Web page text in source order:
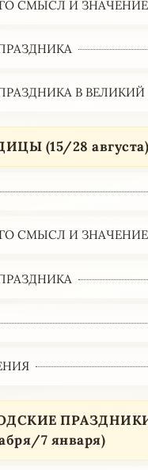
СМЫСЛ И ЗНАЧЕНИЕ
В
(15/28 августа)
СМЫСЛ И ЗНАЧЕНИЕ
7 января)